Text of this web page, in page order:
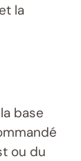
la
base
ou du